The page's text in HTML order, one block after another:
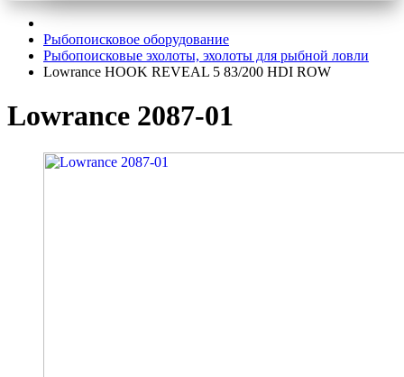
Рыбопоисковое оборудование
Рыбопоисковые эхолоты, эхолоты для рыбной ловли
Lowrance HOOK REVEAL 5 83/200 HDI ROW
Lowrance 2087-01